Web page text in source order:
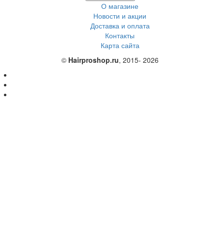
О магазине
Новости и акции
Доставка и оплата
Контакты
Карта сайта
© Hairproshop.ru, 2015- 2026